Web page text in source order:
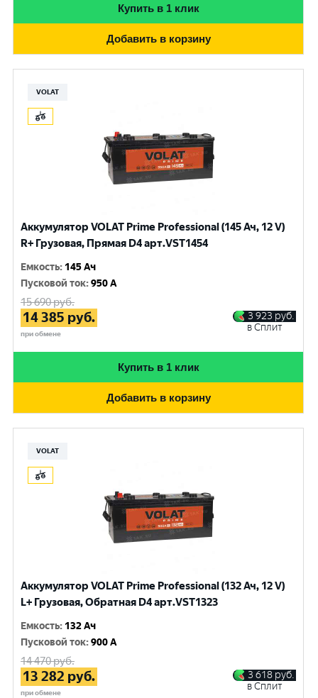
Купить в 1 клик
Добавить в корзину
VOLAT
Аккумулятор VOLAT Prime Professional (145 Ач, 12 V)
R+ Грузовая, Прямая D4 арт.VST1454
Емкость: 145 Ач
Пусковой ток:950 A
15 690руб.
14 385 руб.
при обмене
3 923 руб.
в Сплит
Купить в 1 клик
Добавить в корзину
VOLAT
Аккумулятор VOLAT Prime Professional (132 Ач, 12 V)
L+ Грузовая, Обратная D4 арт.VST1323
Емкость: 132 Ач
Пусковой ток:900 A
14 470руб.
13 282 руб.
при обмене
3 618 руб.
в Сплит